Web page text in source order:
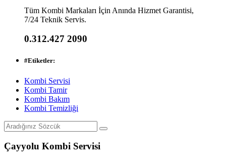
Tüm Kombi Markaları İçin Anında Hizmet Garantisi,
7/24 Teknik Servis.
0.312.427 2090
#Etiketler:
Kombi Servisi
Kombi Tamir
Kombi Bakım
Kombi Temizliği
Çayyolu Kombi Servisi